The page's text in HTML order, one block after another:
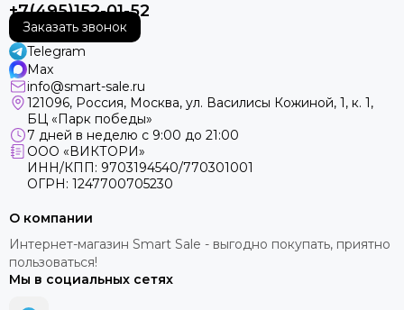
+7(495)152-01-52
Заказать звонок
Telegram
Max
info@smart-sale.ru
121096, Россия, Москва, ул. Василисы Кожиной, 1, к. 1,
БЦ «Парк победы»
7 дней в неделю с 9:00 до 21:00
ООО «ВИКТОРИ»
ИНН/КПП: 9703194540/770301001
ОГРН: 1247700705230
О компании
Интернет-магазин Smart Sale - выгодно покупать, приятно
пользоваться!
Мы в социальных сетях